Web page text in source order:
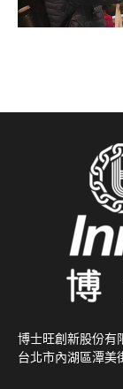
博士旺創新股份有
台北市內湖區潭美